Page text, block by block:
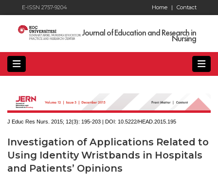
E-ISSN 2757-9204 Contact
Home |
Journal of Education and Research in
Nursing
J Educ Res Nurs. 2015; 12(3): 195-203 | DOI: 10.5222/HEAD.2015.195
Investigation of Applications Related to
Using Identity Wristbands in Hospitals
and Patients’ Opinions